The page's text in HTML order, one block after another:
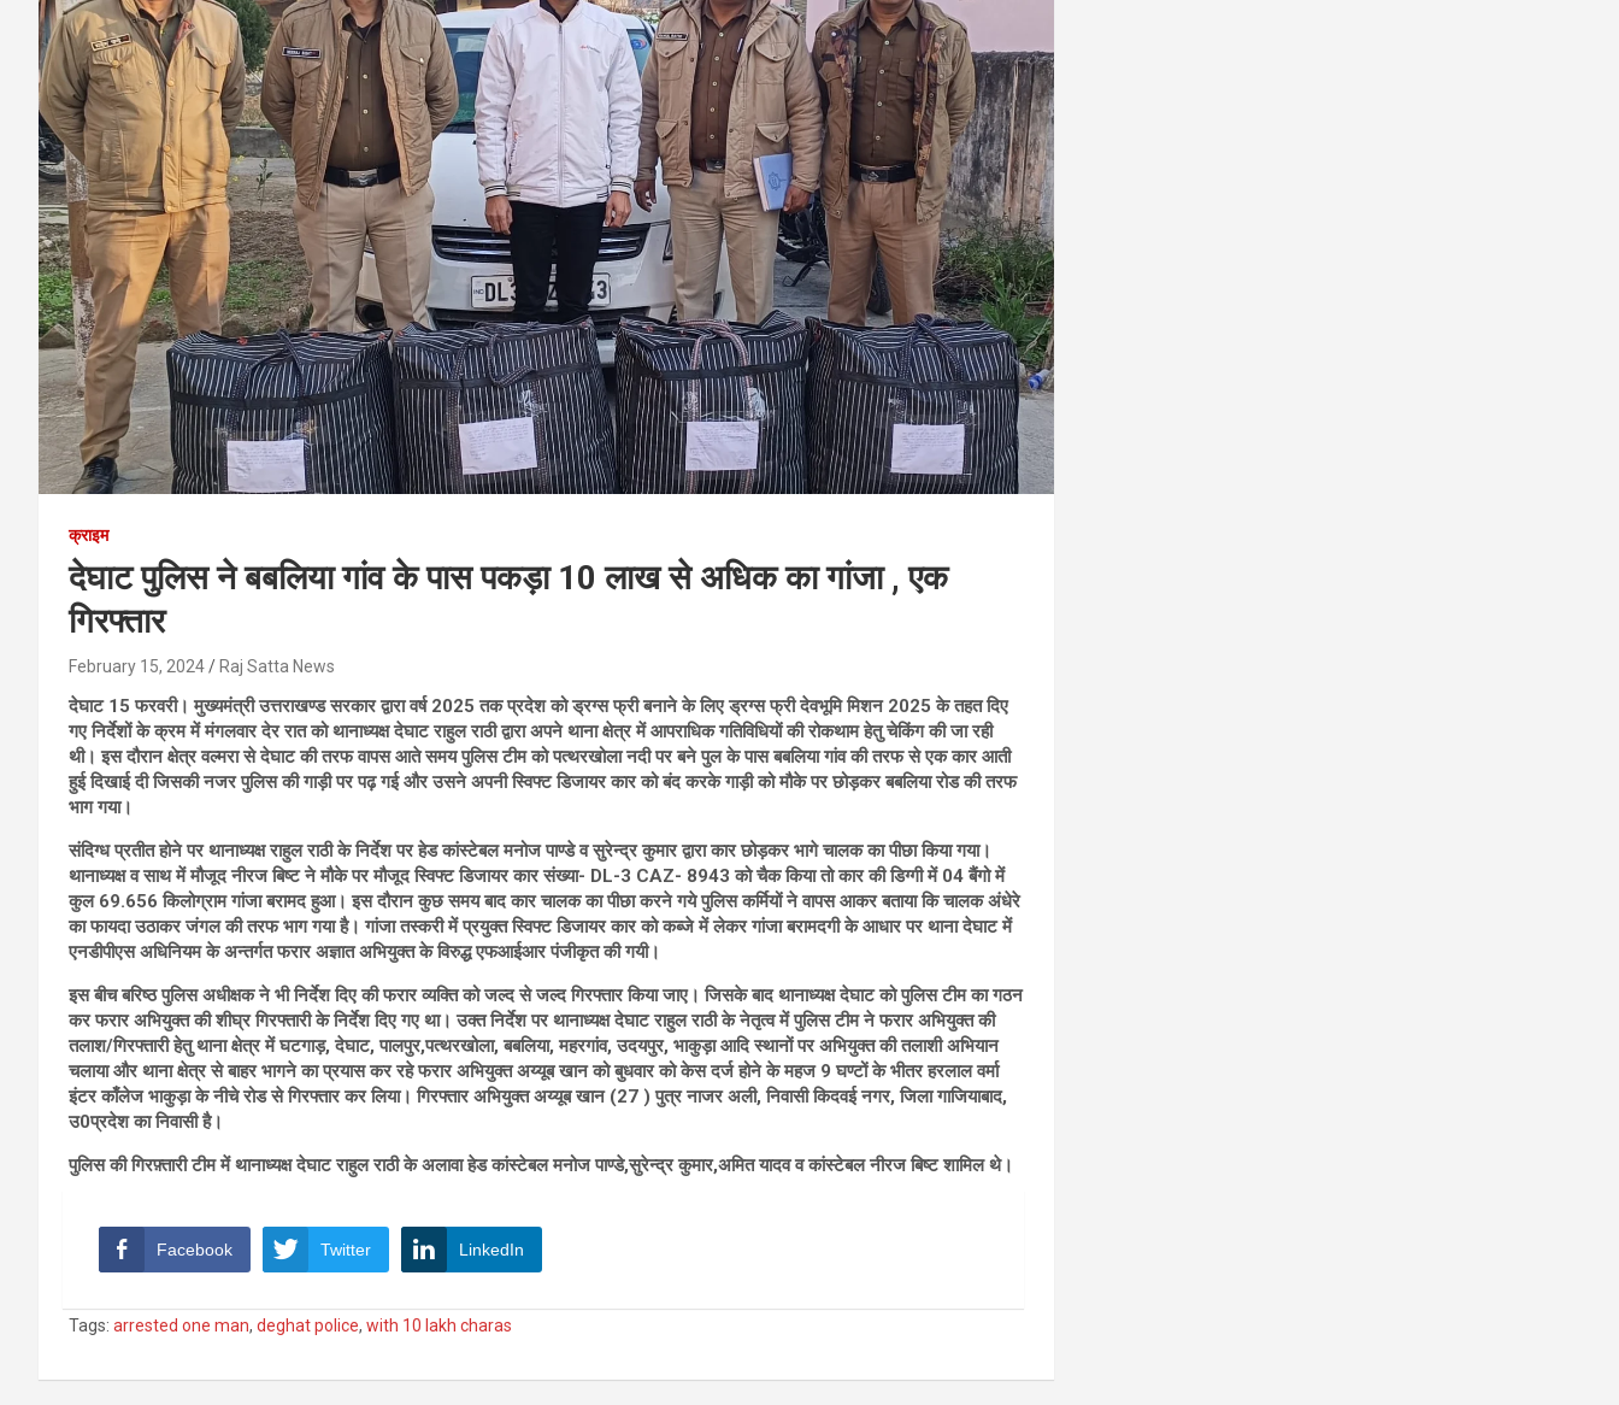
क्राइम
देघाट पुलिस ने बबलिया गांव के पास पकड़ा 10 लाख से अधिक का गांजा , एक
गिरफ्तार
February 15, 2024 Raj Satta News
देघाट 15 फरवरी। मुख्यमंत्री उत्तराखण्ड सरकार द्वारा वर्ष 2025 तक प्रदेश को ड्रग्स फ्री बनाने के लिए ड्रग्स फ्री देवभूमि मिशन 2025 के तहत दिए
गए निर्देशों के क्रम में मंगलवार देर रात को थानाध्यक्ष देघाट राहुल राठी द्वारा अपने थाना क्षेत्र में आपराधिक गतिविधियों की रोकथाम हेतु चेकिंग की जा रही
थी। इस दौरान क्षेत्र वल्मरा से देघाट की तरफ वापस आते समय पुलिस टीम को पत्थरखोला नदी पर बने पुल के पास बबलिया गांव की तरफ से एक कार आती
हुई दिखाई दी जिसकी नजर पुलिस की गाड़ी पर पढ़ गई और उसने अपनी स्विफ्ट डिजायर कार को बंद करके गाड़ी को मौके पर छोड़कर बबलिया रोड की तरफ
भाग गया।
संदिग्ध प्रतीत होने पर थानाध्यक्ष राहुल राठी के निर्देश पर हेड कांस्टेबल मनोज पाण्डे व सुरेन्द्र कुमार द्वारा कार छोड़कर भागे चालक का पीछा किया गया।
थानाध्यक्ष व साथ में मौजूद नीरज बिष्ट ने मौके पर मौजूद स्विफ्ट डिजायर कार संख्या- DL-3 CAZ- 8943 को चैक किया तो कार की डिग्गी में 04 बैंगो में
कुल 69.656 किलोग्राम गांजा बरामद हुआ। इस दौरान कुछ समय बाद कार चालक का पीछा करने गये पुलिस कर्मियों ने वापस आकर बताया कि चालक अंधेरे
का फायदा उठाकर जंगल की तरफ भाग गया है। गांजा तस्करी में प्रयुक्त स्विफ्ट डिजायर कार को कब्जे में लेकर गांजा बरामदगी के आधार पर थाना देघाट में
एनडीपीएस अधिनियम के अन्तर्गत फरार अज्ञात अभियुक्त के विरुद्ध एफआईआर पंजीकृत की गयी।
इस बीच बरिष्ठ पुलिस अधीक्षक ने भी निर्देश दिए की फरार व्यक्ति को जल्द से जल्द गिरफ्तार किया जाए। जिसके बाद थानाध्यक्ष देघाट को पुलिस टीम का गठन
कर फरार अभियुक्त की शीघ्र गिरफ्तारी के निर्देश दिए गए था। उक्त निर्देश पर थानाध्यक्ष देघाट राहुल राठी के नेतृत्व में पुलिस टीम ने फरार अभियुक्त की
तलाश/गिरफ्तारी हेतु थाना क्षेत्र में घटगाड़, देघाट, पालपुर,पत्थरखोला, बबलिया, महरगांव, उदयपुर, भाकुड़ा आदि स्थानों पर अभियुक्त की तलाशी अभियान
चलाया और थाना क्षेत्र से बाहर भागने का प्रयास कर रहे फरार अभियुक्त अय्यूब खान को बुधवार को केस दर्ज होने के महज 9 घण्टों के भीतर हरलाल वर्मा
इंटर काँलेज भाकुड़ा के नीचे रोड से गिरफ्तार कर लिया। गिरफ्तार अभियुक्त अय्यूब खान (27 ) पुत्र नाजर अली, निवासी किदवई नगर, जिला गाजियाबाद,
उ0प्रदेश का निवासी है।
पुलिस की गिरफ़्तारी टीम में थानाध्यक्ष देघाट राहुल राठी के अलावा हेड कांस्टेबल मनोज पाण्डे,सुरेन्द्र कुमार,अमित यादव व कांस्टेबलनीरज बिष्ट शामिल थे।
Facebook Twitter LinkedIn
Tags: arrested one man, deghat police, with 10 lakh charas